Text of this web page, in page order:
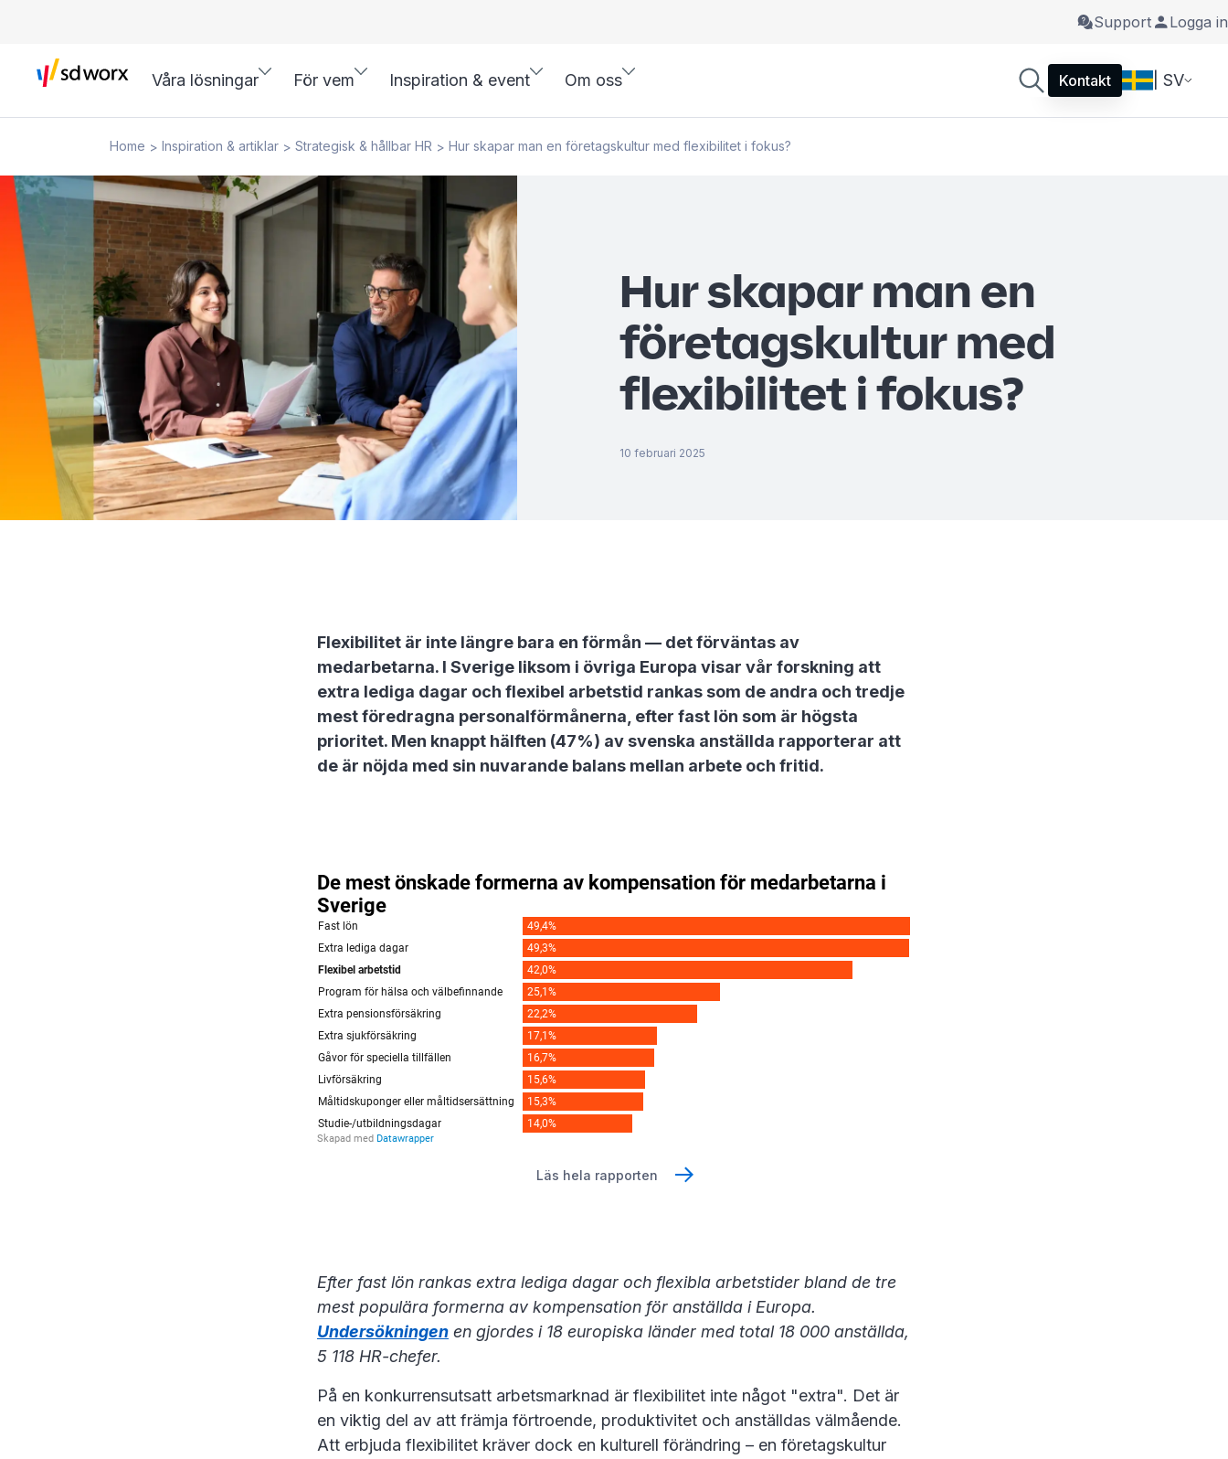
Support Logga in
Våra lösningar För vem Inspiration & event Om oss Kontakt | SV
Home > Inspiration & artiklar > Strategisk & hållbar HR > Hur skapar man en företagskultur med flexibilitet i fokus?
Hur skapar man en
företagskultur med
flexibilitet i fokus?
10 februari 2025
Flexibilitet är inte längre bara en förmån — det förväntas av
medarbetarna. I Sverige liksom i övriga Europa visar vår forskning att
extra lediga dagar och flexibel arbetstid rankas som de andra och tredje
mest föredragna personalförmånerna, efter fast lön som är högsta
prioritet. Men knappt hälften (47%) av svenska anställda rapporterar att
de är nöjda med sin nuvarande balans mellan arbete och fritid.
Läs hela rapporten
Efter fast lön rankas extra lediga dagar och flexibla arbetstider bland de tre
mest populära formerna av kompensation för anställda i Europa.
Undersökningen en gjordes i 18 europiska länder med total 18 000 anställda,
5 118 HR-chefer.
På en konkurrensutsatt arbetsmarknad är flexibilitet inte något "extra". Det är
en viktig del av att främja förtroende, produktivitet och anställdas välmående.
Att erbjuda flexibilitet kräver dock en kulturell förändring – en företagskultur